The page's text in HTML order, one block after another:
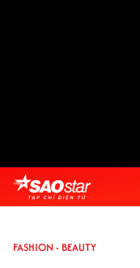
FASHION - BEAUTY